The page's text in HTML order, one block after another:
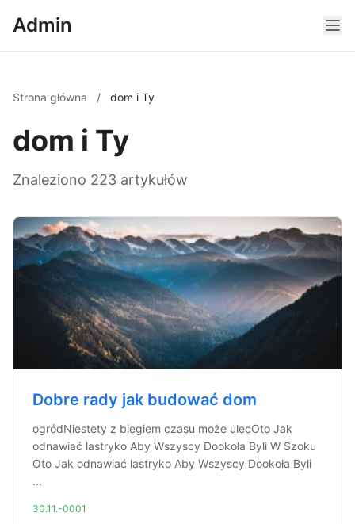
Admin
Strona główna / dom i Ty
dom i Ty
Znaleziono 223 artykułów
Dobre rady jak budować dom
ogródNiestety z biegiem czasu może ulecOto Jak
odnawiać lastryko Aby Wszyscy Dookoła Byli W Szoku
Oto Jak odnawiać lastryko Aby Wszyscy Dookoła Byli
...
30.11.-0001